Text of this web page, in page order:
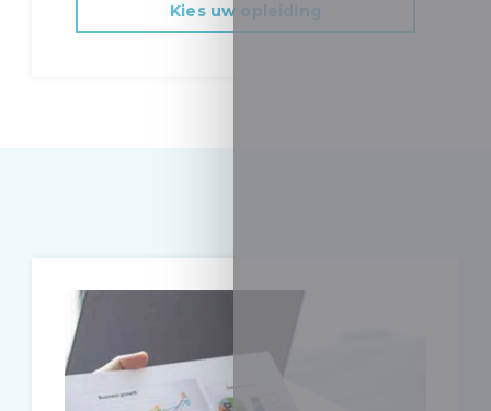
Kies uw opleiding